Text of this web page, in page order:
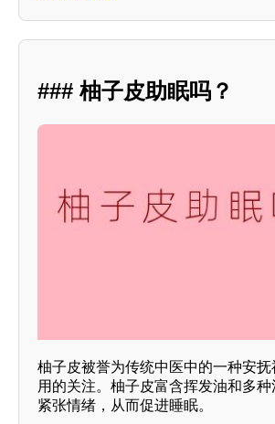
### 柚子皮助眠吗？
柚子皮被誉为传统中医中的一种安
用的关注。柚子皮富含挥发油和多
紧张情绪，从而促进睡眠。